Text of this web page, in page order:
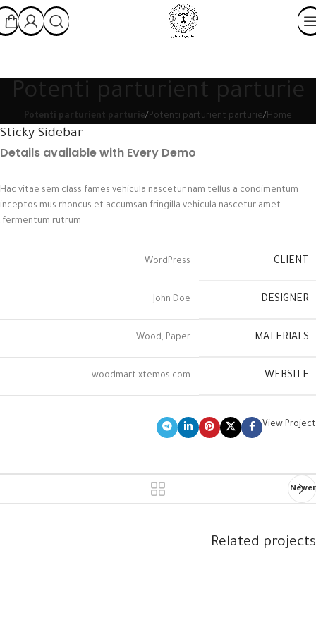
Potenti parturient parturie
Home
Potenti parturient parturie
Potenti parturient parturie
Sticky Sidebar
Details available with Every Demo
Hac vitae sem class fames vehicula nascetur nam tellus a condimentum
inceptos mus rhoncus et accumsan fringilla vehicula nascetur amet
fermentum rutrum.
CLIENT
WordPress
DESIGNER
John Doe
MATERIALS
Wood, Paper
WEBSITE
woodmart.xtemos.com
View Project
Newer
Related projects